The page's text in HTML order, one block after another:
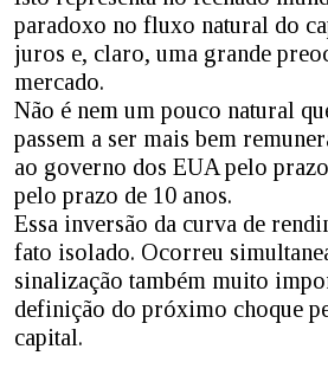
paradoxo no fluxo natural do
juros e, claro, uma grande
mercado.
Não é nem um pouco natural
passem a ser mais bem
ao governo dos EUA pelo
pelo prazo de 10 anos.
Essa inversão da curva de
fato isolado. Ocorreu
sinalização também muito
definição do próximo choque
capital.